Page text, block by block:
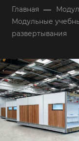
Главная —
Модульные
развертывания